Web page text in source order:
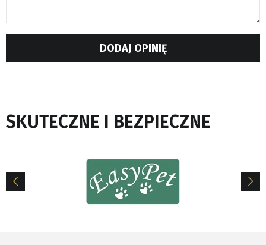
DODAJ OPINIĘ
SKUTECZNE I BEZPIECZNE